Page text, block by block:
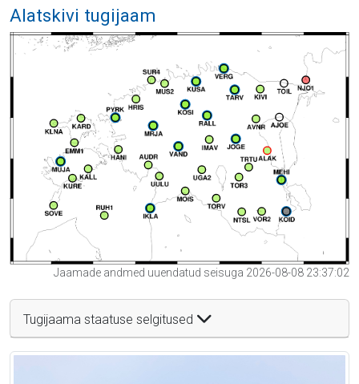
Alatskivi tugijaam
Jaamade andmed uuendatud seisuga 2026-08-08 23:37:02
Tugijaama staatuse selgitused